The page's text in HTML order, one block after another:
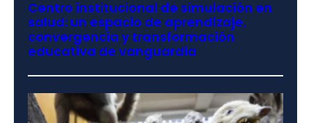
Centro institucional de simulación en
salud: un espacio de aprendizaje,
convergencia y transformación
educativa de vanguardia